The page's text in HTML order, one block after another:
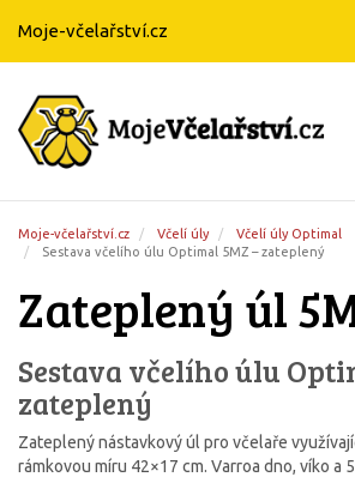
Moje-včelařství.cz Včelí úly
Včelí úly Optimal
Sestava včelího úlu Optimal 5MZ – zateplený
Zateplený úl
Sestava včelího úlu
zateplený
Zateplený nástavkový úl pro včelaře
rámkovou míru 42×17 cm. Varroa dno, víko a
Moje-včelařství.cz